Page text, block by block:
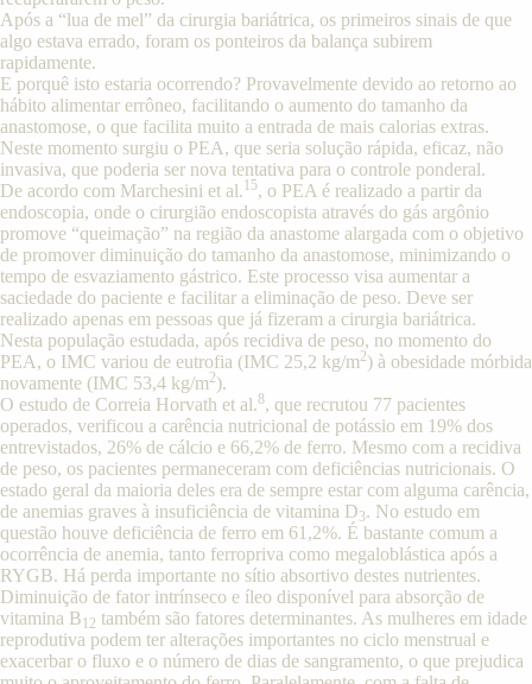
Após a “lua de mel” da cirurgia bariátrica, os primeiros sinais de que
algo estava errado, foram os ponteiros da balança subirem
rapidamente.
E porquê isto estaria ocorrendo? Provavelmente devido ao retorno ao
hábito alimentar errôneo, facilitando o aumento do tamanho da
anastomose, o que facilita muito a entrada de mais calorias extras.
Neste momento surgiu o PEA, que seria solução rápida, eficaz, não
invasiva, que poderia ser nova tentativa para o controle ponderal.
De acordo com Marchesini et al.15, o PEA é realizado a partir da
endoscopia, onde o cirurgião endoscopista através do gás argônio
promove “queimação” na região da anastome alargada com o objetivo
de promover diminuição do tamanho da anastomose, minimizando o
tempo de esvaziamento gástrico. Este processo visa aumentar a
saciedade do paciente e facilitar a eliminação de peso. Deve ser
realizado apenas em pessoas que já fizeram a cirurgia bariátrica.
Nesta população estudada, após recidiva de peso, no momento do
PEA, o IMC variou de eutrofia (IMC 25,2 kg/m2) à obesidade mórbida
novamente (IMC 53,4 kg/m2).
O estudo de Correia Horvath et al.8, que recrutou 77 pacientes
operados, verificou a carência nutricional de potássio em 19% dos
entrevistados, 26% de cálcio e 66,2% de ferro. Mesmo com a recidiva
de peso, os pacientes permaneceram com deficiências nutricionais. O
estado geral da maioria deles era de sempre estar com alguma carência,
de anemias graves à insuficiência de vitamina D3. No estudo em
questão houve deficiência de ferro em 61,2%. É bastante comum a
ocorrência de anemia, tanto ferropriva como megaloblástica após a
RYGB. Há perda importante no sítio absortivo destes nutrientes.
Diminuição de fator intrínseco e íleo disponível para absorção de
vitamina B12 também são fatores determinantes. As mulheres em idade
reprodutiva podem ter alterações importantes no ciclo menstrual e
exacerbar o fluxo e o número de dias de sangramento, o que prejudica